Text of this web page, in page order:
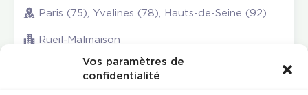
Vos paramètres de
confidentialité
Paris (75), Yvelines (78), Hauts-de-Seine (92)
Rueil-Malmaison